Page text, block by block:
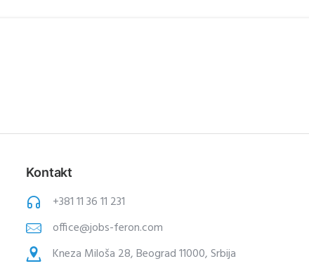
Kontakt
+381 11 36 11 231
office@jobs-feron.com
Kneza Miloša 28, Beograd 11000, Srbija